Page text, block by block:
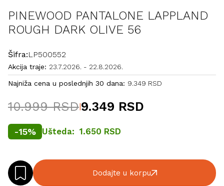
PINEWOOD PANTALONE LAPPLAND
ROUGH DARK OLIVE 56
Šifra:LP500552
Akcija traje: 23.7.2026. - 22.8.2026.
Najniža cena u poslednjih 30 dana: 9.349 RSD
10.999 RSD|9.349 RSD
-15% Ušteda: 1.650 RSD
Dodajte u korpu